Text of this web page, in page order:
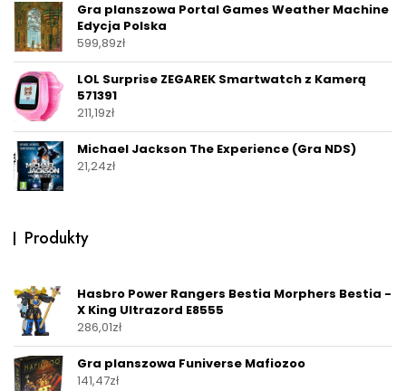
Gra planszowa Portal Games Weather Machine
Edycja Polska
599,89zł
LOL Surprise ZEGAREK Smartwatch z Kamerą
571391
211,19zł
Michael Jackson The Experience (Gra NDS)
21,24zł
Produkty
Hasbro Power Rangers Bestia Morphers Bestia -
X King Ultrazord E8555
286,01zł
Gra planszowa Funiverse Mafiozoo
141,47zł